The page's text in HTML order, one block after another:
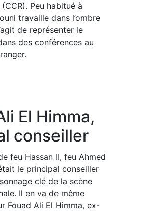
Peu habitué à
travaille dans l’ombre
de représenter le
des conférences au
El Himma,
conseiller
feu Hassan II, feu Ahmed
le principal conseiller
clé de la scène
Il en va de même
Fouad Ali El Himma, ex-